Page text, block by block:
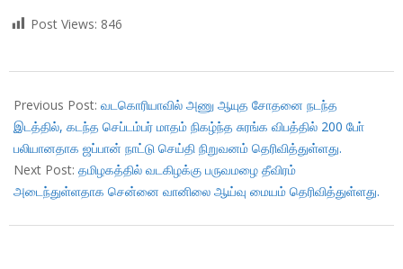
Post Views: 846
11-
01
Previous Post: வடகொரியாவில் அணு ஆயுத சோதனை நடந்த
இடத்தில், கடந்த செப்டம்பர் மாதம் நிகழ்ந்த சுரங்க விபத்தில் 200 போ்
பலியானதாக ஜப்பான் நாட்டு செய்தி நிறுவனம் தெரிவித்துள்ளது.
Next Post: தமிழகத்தில் வடகிழக்கு பருவமழை தீவிரம்
அடைந்துள்ளதாக சென்னை வானிலை ஆய்வு மையம் தெரிவித்துள்ளது.